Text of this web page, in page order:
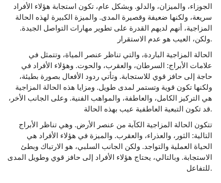
الجوزاء، والميزان، والدلو. وبشكل عام، تكون استجابة هؤلاء الأفراد
سريعة، ولكنها ضعيفة وقصيرة المدى. والميزة الكبيرة لهذه الحالة
المزاجية، أنهم لديهم القدرة على تطوير مهارات التواصل الجيدة.
ولكن، العيب هو عدم الاستقرار.
الحالة المزاجية الباردة، والتي تناظر عنصر المياة، وتتمثل في
علامات الأبراج: السرطان، والعقرب، والحوت. وهؤلاء الأفراد في
حاجة إلى حافز قوي للاستجابة. وتأتي ردود الأفعال بصورة بطيئة،
ولكنها تكون قوية وتستمر لمدى طويل. ومزايا هذه الحالة المزاجية
هي التركيز الكامل، والعاطفة، والمواهب الفنية. وعلى الجانب الأخر،
قد تكون التبعية العاطفية عيب بهذه الحالة.
تتكون الحالة المزاجية الكآبة من عنصر الأرض. وهي تناظر الأبراج
التالية: الثور، والعذراء، والعقرب. والميزة في هؤلاء الأفراد هي
الحياة العملية والتواجد. ولكن الجانب السلبي، هو الارتباك وبطئ
الاستجابة. وبالتالي، يحتاج هؤلاء الأفراد إلى حافز قوي وطويل المدى
للتفاعل.